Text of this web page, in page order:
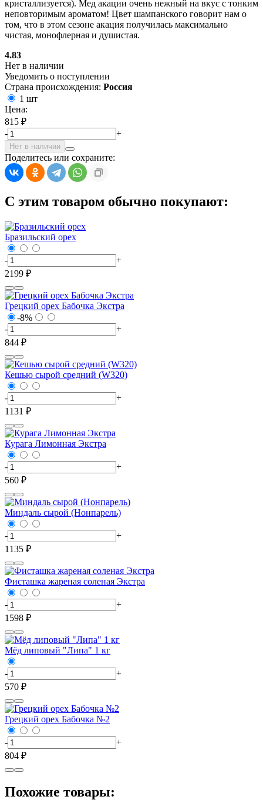
кристаллизуется). Мед акации очень нежный на вкус с тонким
неповторимым ароматом! Цвет шампанского говорит нам о
том, что в этом сезоне акация получилась максимально
чистая, монофлерная и душистая.
4.83
Нет в наличии
Уведомить о поступлении
Страна происхождения: Россия
1 шт
Цена:
815 ₽
-
+
Нет в наличии
Поделитесь или сохраните:
С этим товаром обычно покупают:
Бразильский орех
-
+
2199 ₽
Грецкий орех Бабочка Экстра
-8%
-
+
844 ₽
Кешью сырой средний (W320)
-
+
1131 ₽
Курага Лимонная Экстра
-
+
560 ₽
Миндаль сырой (Нонпарель)
-
+
1135 ₽
Фисташка жареная соленая Экстра
-
+
1598 ₽
Мёд липовый "Липа" 1 кг
-
+
570 ₽
Грецкий орех Бабочка №2
-
+
804 ₽
Похожие товары: